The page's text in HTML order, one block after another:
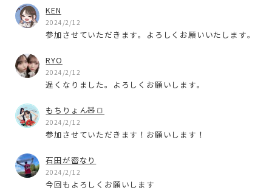
KEN
2024/2/12
参加させていただきます。よろしくお願いいたします。
RYO
2024/2/12
遅くなりました。よろしくお願いします。
もちりょん🧸🍞
2024/2/12
参加させていただきます！お願いします！
石田が密なり
2024/2/12
今回もよろしくお願いします